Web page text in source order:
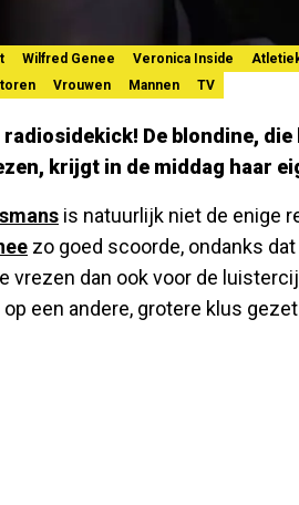
Wilfred Genee Veronica Inside
Vrouwen Mannen TV
De blondine, die
krijgt in de middag haar
is natuurlijk niet de enige
zo goed scoorde, ondanks
vrezen dan ook voor de
een andere, grotere klus